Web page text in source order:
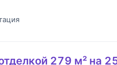
279 м² на